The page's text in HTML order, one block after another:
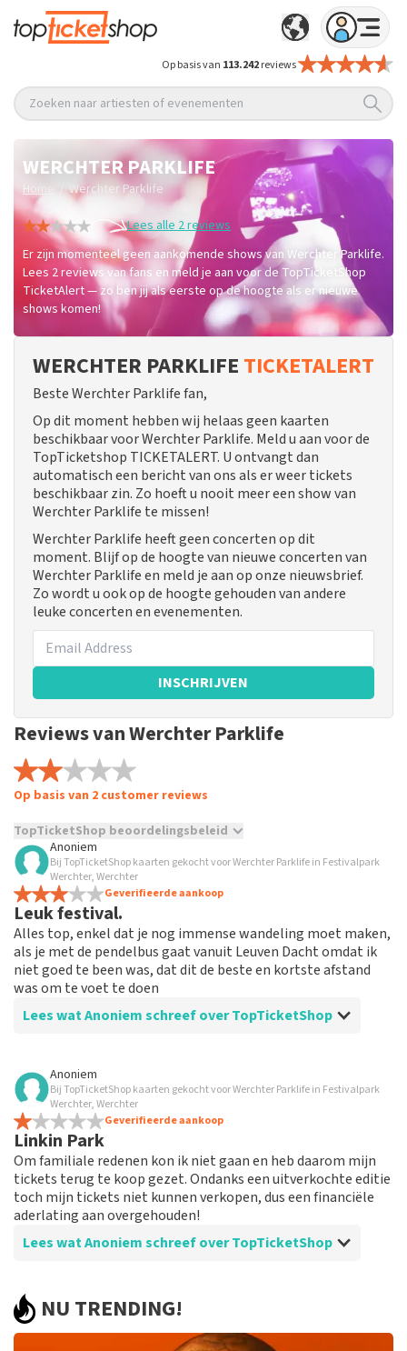
Op basis van 113.242reviews
Zoeken naar artiesten of evenementen
WERCHTER PARKLIFE
Home
Werchter Parklife
Lees alle 2 reviews
Er zijn momenteel geen aankomende shows van Werchter Parklife.
Lees 2 reviews van fans en meld je aan voor de TopTicketShop
TicketAlert — zo ben jij als eerste op de hoogte als er nieuwe
shows komen!
WERCHTER PARKLIFE TICKETALERT
Beste Werchter Parklife fan,
Op dit moment hebben wij helaas geen kaarten
beschikbaar voor Werchter Parklife. Meld u aan voor de
TopTicketshop TICKETALERT. U ontvangt dan
automatisch een bericht van ons als er weer tickets
beschikbaar zin. Zo hoeft u nooit meer een show van
Werchter Parklife te missen!
Werchter Parklife heeft geen concerten op dit
moment. Blijf op de hoogte van nieuwe concerten van
Werchter Parklife en meld je aan op onze nieuwsbrief.
Zo wordt u ook op de hoogte gehouden van andere
leuke concerten en evenementen.
INSCHRIJVEN
Reviews van Werchter Parklife
Op basis van 2 customer reviews
TopTicketShop beoordelingsbeleid
TopTicketShop verzamelt reviews van echte klanten. Het is
niet mogelijk om een review achter te laten als je geen
tickets hebt aangeschaft bij TopTicketShop. Reviews met
grof taalgebruik en/of onwaarheden worden niet geplaatst.
Het kan enkele weken duren voordat een review wordt
geplaatst.
Anoniem
Bij TopTicketShop kaarten gekocht voor Werchter Parklife in Festivalpark
Werchter, Werchter
Geverifieerde aankoop
Leuk festival.
Alles top, enkel dat je nog immense wandeling moet maken,
als je met de pendelbus gaat vanuit Leuven Dacht omdat ik
niet goed te been was, dat dit de beste en kortste afstand
was om te voet te doen
Lees wat Anoniem schreef over TopTicketShop
Beoordeling van Anoniem over
Te weinig info en pas laat ticket bekomen
Ons wer niet gevraagd of gezegd , dat we een
parkingticket nodig hadden en natuurlijk de dag dat ik
het ticket ontving , zijnde vrijdag, was het te laat om
nog een parkingticket te boeken
Anoniem
Bij TopTicketShop kaarten gekocht voor Werchter Parklife in Festivalpark
Werchter, Werchter
Geverifieerde aankoop
Linkin Park
Om familiale redenen kon ik niet gaan en heb daarom mijn
tickets terug te koop gezet. Ondanks een uitverkochte editie
toch mijn tickets niet kunnen verkopen, dus een financiële
aderlating aan overgehouden!
Lees wat Anoniem schreef over TopTicketShop
Herverkoop
NU TRENDING!